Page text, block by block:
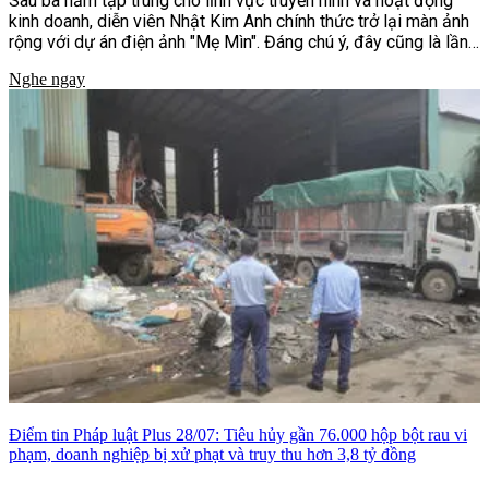
kinh doanh, diễn viên Nhật Kim Anh chính thức trở lại màn ảnh
rộng với dự án điện ảnh "Mẹ Mìn". Đáng chú ý, đây cũng là lần
kém cô 13 tuổi. Dù không vào vai cặp đôi, sự kết hợp giữa hai
gương mặt thuộc hai thế hệ diễn viên vẫn nhanh chóng thu hút
sự quan tâm của khán giả ngay từ những hình ảnh đầu tiên
được công bố tại lễ khai máy.
Nghe ngay
Điểm tin Pháp luật Plus 28/07: Tiêu hủy gần 76.000 hộp bột rau vi
phạm, doanh nghiệp bị xử phạt và truy thu hơn 3,8 tỷ đồng